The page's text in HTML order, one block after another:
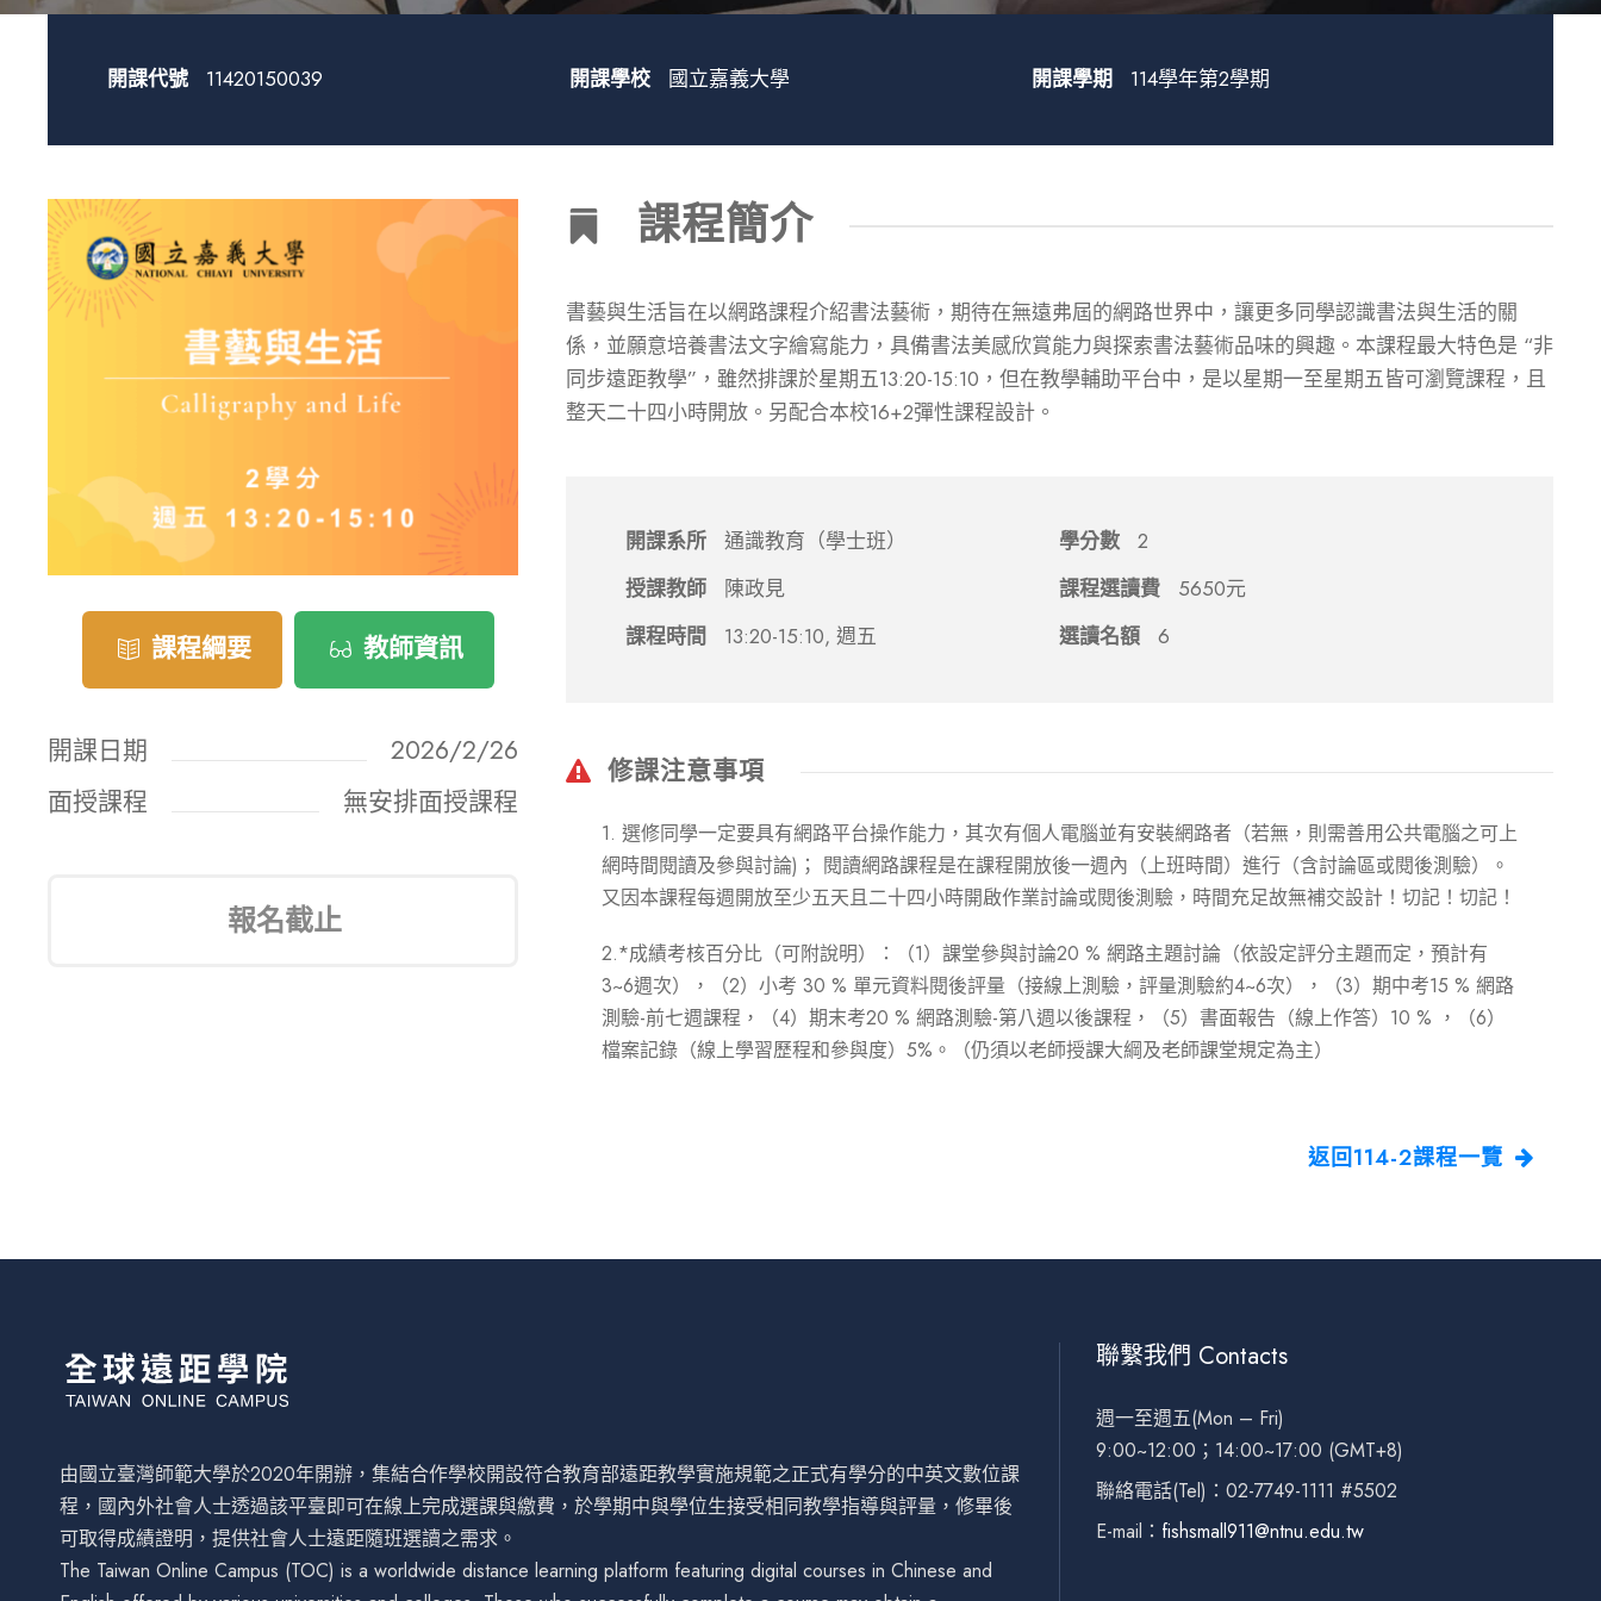
開課代號 11420150039 開課學校 國立嘉義大學 開課學期 114學年第2學期
課程綱要 教師資訊
開課日期
2026/2/26
面授課程
無安排面授課程
報名截止
課程簡介
書藝與生活旨在以網路課程介紹書法藝術，期待在無遠弗屆的網路世界中，讓更多同學認識書法與生活的關
係，並願意培養書法文字繪寫能力，具備書法美感欣賞能力與探索書法藝術品味的興趣。本課程最大特色是 “非
同步遠距教學”，雖然排課於星期五13:20-15:10，但在教學輔助平台中，是以星期一至星期五皆可瀏覽課程，且
整天二十四小時開放。另配合本校16+2彈性課程設計。
開課系所 通識教育（學士班） 學分數
2
授課教師
陳政見 課程選讀費
5650元
課程時間
13:20-15:10, 週五 選讀名額 6
修課注意事項
1. 選修同學一定要具有網路平台操作能力，其次有個人電腦並有安裝網路者（若無，則需善用公共電腦之可上
網時間閱讀及參與討論)； 閱讀網路課程是在課程開放後一週內（上班時間）進行（含討論區或閱後測驗）。
又因本課程每週開放至少五天且二十四小時開啟作業討論或閱後測驗，時間充足故無補交設計！切記！切記！
2.*成績考核百分比（可附說明）：（1）課堂參與討論20 % 網路主題討論（依設定評分主題而定，預計有
3~6週次），（2）小考 30 % 單元資料閱後評量（接線上測驗，評量測驗約4~6次），（3）期中考15 % 網路
測驗-前七週課程，（4）期末考20 % 網路測驗-第八週以後課程，（5）書面報告（線上作答）10 % ，（6）
檔案記錄（線上學習歷程和參與度）5%。（仍須以老師授課大綱及老師課堂規定為主）
返回114-2課程一覽
由國立臺灣師範大學於2020年開辦，集結合作學校開設符合教育部遠距教學實施規範之正式有學分的中英文數位課
程，國內外社會人士透過該平臺即可在線上完成選課與繳費，於學期中與學位生接受相同教學指導與評量，修畢後
可取得成績證明，提供社會人士遠距隨班選讀之需求。
The Taiwan Online Campus (TOC) is a worldwide distance learning platform featuring digital courses in Chinese and
聯繫我們 Contacts
週一至週五(Mon – Fri)
9:00~12:00；14:00~17:00 (GMT+8)
聯絡電話(Tel)：02-7749-1111 #5502
E-mail： fishsmall911@ntnu.edu.tw